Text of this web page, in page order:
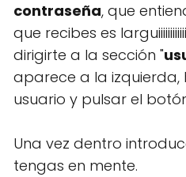
contraseña, que
que recibes es
dirigirte a la sección "
aparece a la izquierda,
usuario y pulsar el
Una vez dentro
tengas en mente.